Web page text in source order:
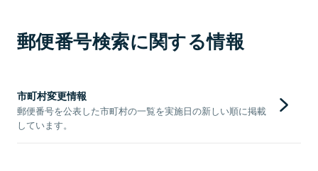
郵便番号検索に関する情報
市町村変更情報
郵便番号を公表した市町村の一覧を実施日の新しい順に掲載
しています。